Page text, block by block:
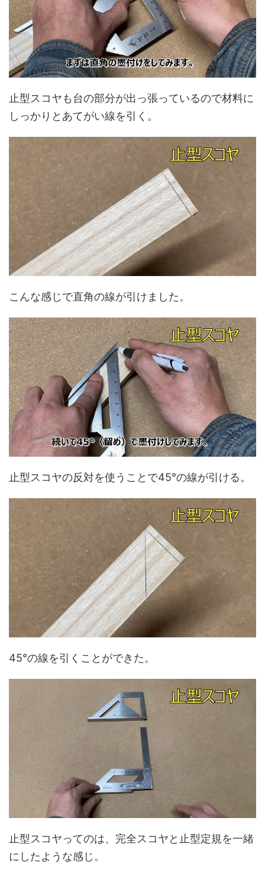
止型スコヤも台の部分が出っ張っているので材料に
しっかりとあてがい線を引く。
こんな感じで直角の線が引けました。
止型スコヤの反対を使うことで45°の線が引ける。
45°の線を引くことができた。
止型スコヤってのは、完全スコヤと止型定規を一緒
にしたような感じ。